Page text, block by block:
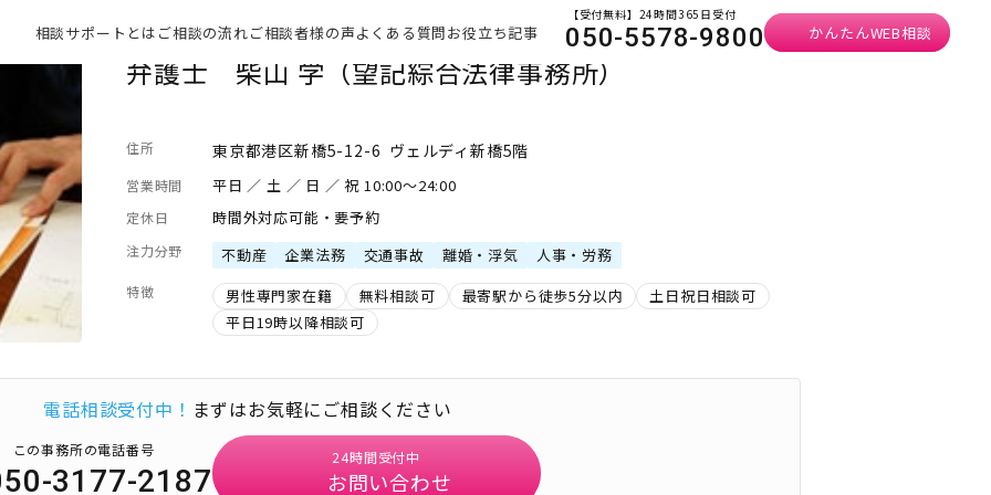
相談サポートとは ご相談の流れご相談者様の声よくある質問お役立ち記事
【受付無料】24時間365日受付
050-5578-9800 かんたんWEB相談
弁護士 柴山 学（望記綜合法律事務所）
住所 東京都港区新橋5-12-6 ヴェルディ新橋5階
営業時間 平日 ／ 土 ／ 日 ／ 祝 10:00～24:00
定休日 時間外対応可能・要予約
注力分野 不動産 企業法務 交通事故 離婚・浮気 人事・労務
特徴 男性専門家在籍 無料相談可 最寄駅から徒歩5分以内
土日祝日相談可
平日19時以降相談可
電話相談受付中！ まずはお気軽にご相談ください
この事務所の電話番号
3177-2187
24時間受付中
お問い合わせ